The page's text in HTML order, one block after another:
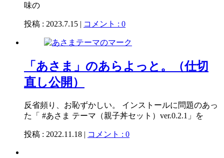
味の
投稿 : 2023.7.15 | コメント : 0
「あさま」のあらよっと。（仕切
直し公開）
反省頻り、お恥ずかしい。 インストールに問題のあっ
た「 #あさま テーマ（親子丼セット）ver.0.2.1」を
投稿 : 2022.11.18 | コメント : 0